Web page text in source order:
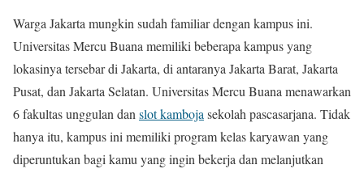
Warga Jakarta mungkin sudah familiar dengan kampus ini.
Universitas Mercu Buana memiliki beberapa kampus yang
lokasinya tersebar di Jakarta, di antaranya Jakarta Barat, Jakarta
Pusat, dan Jakarta Selatan. Universitas Mercu Buana menawarkan
6 fakultas unggulan danslot kambojasekolah pascasarjana. Tidak
hanya itu, kampus ini memiliki program kelas karyawan yang
diperuntukan bagi kamu yang ingin bekerja dan melanjutkan